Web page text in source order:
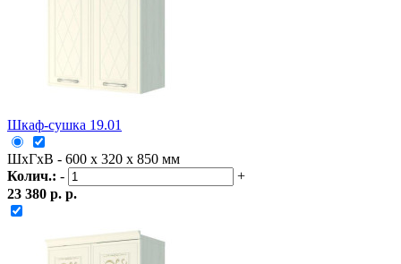
Шкаф-сушка 19.01
ШxГxВ - 600 x 320 x 850 мм
Колич.: -
+
23 380 р. р.